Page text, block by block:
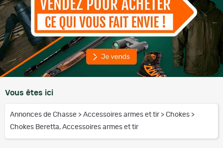
Vous êtes ici
Annonces de Chasse > Accessoires armes et tir > Chokes >
Chokes Beretta, Accessoires armes et tir